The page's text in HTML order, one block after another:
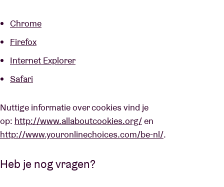
Chrome
Firefox
Internet Explorer
Safari
Nuttige informatie over cookies vind je
op: http://www.allaboutcookies.org/en
http://www.youronlinechoices.com/be-nl/.
Heb je nog vragen?